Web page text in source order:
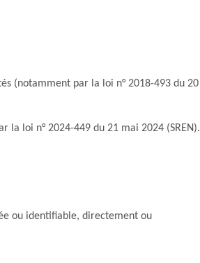
(notamment par la loi n° 2018-493 du 20
la loi n° 2024-449 du 21 mai 2024 (SREN).
ou identifiable, directement ou